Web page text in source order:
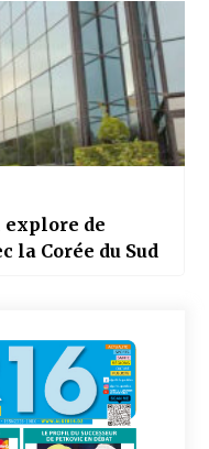
explore de
la Corée du Sud